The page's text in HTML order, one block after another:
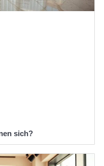
sich?